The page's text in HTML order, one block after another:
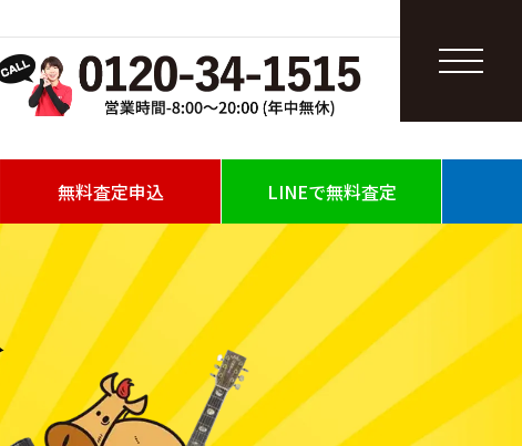
無料査定申込 LINEで無料査定